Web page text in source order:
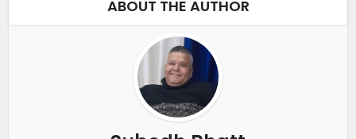
ABOUT THE AUTHOR